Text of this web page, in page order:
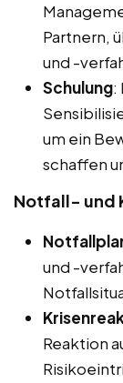
Partnern,
und -
Schulung:
um ein
schaffen
Notfall- und
und -
Reaktion